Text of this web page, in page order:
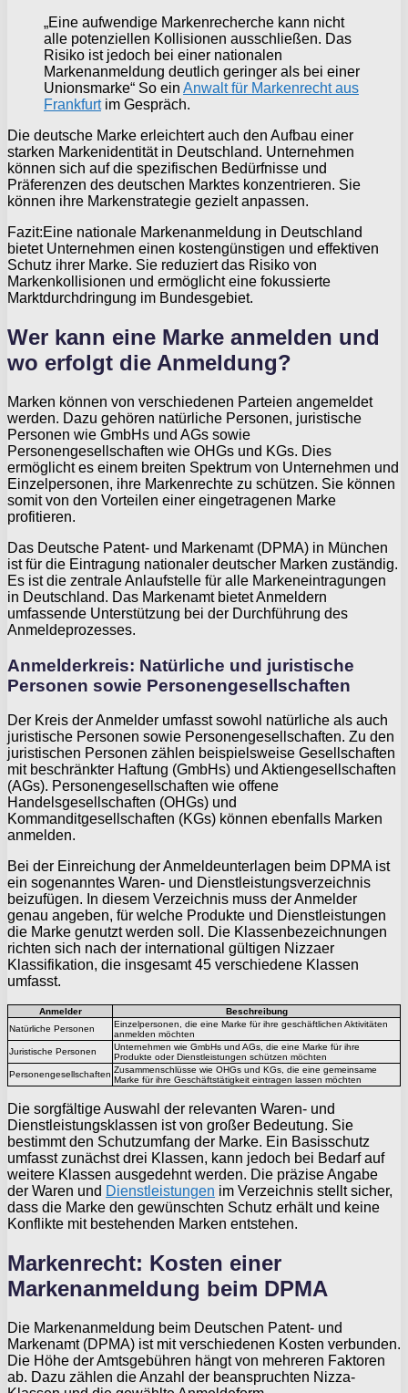
„Eine aufwendige Markenrecherche kann nicht
alle potenziellen Kollisionen ausschließen. Das
Risiko ist jedoch bei einer nationalen
Markenanmeldung deutlich geringer als bei einer
Unionsmarke“ So ein Anwalt für Markenrecht aus
Frankfurtim Gespräch.
Die deutsche Marke erleichtert auch den Aufbau einer
starken Markenidentität in Deutschland. Unternehmen
können sich auf die spezifischen Bedürfnisse und
Präferenzen des deutschen Marktes konzentrieren. Sie
können ihre Markenstrategie gezielt anpassen.
Fazit:Eine nationale Markenanmeldung in Deutschland
bietet Unternehmen einen kostengünstigen und effektiven
Schutz ihrer Marke. Sie reduziert das Risiko von
Markenkollisionen und ermöglicht eine fokussierte
Marktdurchdringung im Bundesgebiet.
Wer kann eine Marke anmelden und
wo erfolgt die Anmeldung?
Marken können von verschiedenen Parteien angemeldet
werden. Dazu gehören natürliche Personen, juristische
Personen wie GmbHs und AGs sowie
Personengesellschaften wie OHGs und KGs. Dies
ermöglicht es einem breiten Spektrum von Unternehmen und
Einzelpersonen, ihre Markenrechte zu schützen. Sie können
somit von den Vorteilen einer eingetragenen Marke
profitieren.
Das Deutsche Patent- und Markenamt (DPMA) in München
ist für die Eintragung nationaler deutscher Marken zuständig.
Es ist die zentrale Anlaufstelle für alle Markeneintragungen
in Deutschland. Das Markenamt bietet Anmeldern
umfassende Unterstützung bei der Durchführung des
Anmeldeprozesses.
Anmelderkreis: Natürliche und juristische
Personen sowie Personengesellschaften
Der Kreis der Anmelder umfasst sowohl natürliche als auch
juristische Personen sowie Personengesellschaften. Zu den
juristischen Personen zählen beispielsweise Gesellschaften
mit beschränkter Haftung (GmbHs) und Aktiengesellschaften
(AGs). Personengesellschaften wie offene
Handelsgesellschaften (OHGs) und
Kommanditgesellschaften (KGs) können ebenfalls Marken
anmelden.
Bei der Einreichung der Anmeldeunterlagen beim DPMA ist
ein sogenanntes Waren- und Dienstleistungsverzeichnis
beizufügen. In diesem Verzeichnis muss der Anmelder
genau angeben, für welche Produkte und Dienstleistungen
die Marke genutzt werden soll. Die Klassenbezeichnungen
richten sich nach der international gültigen Nizzaer
Klassifikation, die insgesamt 45 verschiedene Klassen
umfasst.
Anmelder
Beschreibung
Natürliche Personen
Einzelpersonen, die eine Marke für ihre geschäftlichen Aktivitäten
anmelden möchten
Juristische Personen
Unternehmen wie GmbHs und AGs, die eine Marke für ihre
Produkte oder Dienstleistungen schützen möchten
Personengesellschaften Zusammenschlüsse wie OHGs und KGs, die eine gemeinsame
Marke für ihre Geschäftstätigkeit eintragen lassen möchten
Die sorgfältige Auswahl der relevanten Waren- und
Dienstleistungsklassen ist von großer Bedeutung. Sie
bestimmt den Schutzumfang der Marke. Ein Basisschutz
umfasst zunächst drei Klassen, kann jedoch bei Bedarf auf
weitere Klassen ausgedehnt werden. Die präzise Angabe
der Waren und Dienstleistungen im Verzeichnis stellt sicher,
dass die Marke den gewünschten Schutz erhält und keine
Konflikte mit bestehenden Marken entstehen.
Markenrecht: Kosten einer
Markenanmeldung beim DPMA
Die Markenanmeldung beim Deutschen Patent- und
Markenamt (DPMA) ist mit verschiedenen Kosten verbunden.
Die Höhe der Amtsgebühren hängt von mehreren Faktoren
ab. Dazu zählen die Anzahl der beanspruchten Nizza-